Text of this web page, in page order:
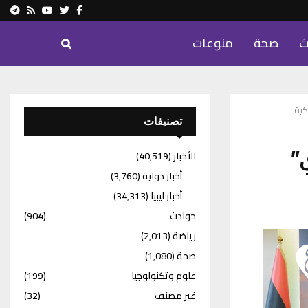
Facebook
Twitter
Youtube
Rss
صحة منوعات
تصنيفات
الأخبار(40٬519)
أخبار دولية(3٬760)
أخبار ليبيا(34٬313)
حوادث
(904)
رياضة(2٬013)
صحة(1٬080)
علوم وتكنولوجيا
(199)
غير مصنف
(32)